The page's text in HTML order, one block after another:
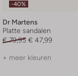
-40%
Dr Martens
Platte sandalen
€ 79,95 € 47,99
+ meer kleuren